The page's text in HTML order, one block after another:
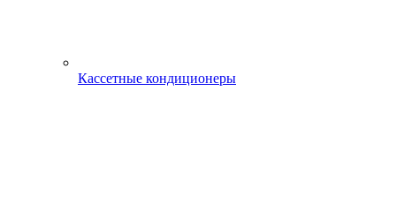
Кассетные кондиционеры